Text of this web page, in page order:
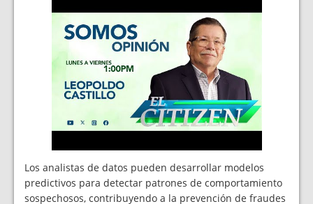
Los analistas de datos pueden desarrollar modelos
predictivos para detectar patrones de comportamiento
sospechosos, contribuyendo a la prevención de fraudes